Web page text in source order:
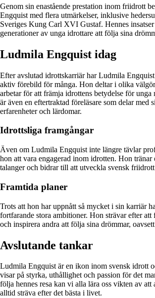
Genom sin enastående prestation inom friidrott
Engquist med flera utmärkelser, inklusive
Sveriges Kung Carl XVI Gustaf. Hennes
generationer av unga idrottare att följa sina
Ludmila Engquist idag
Efter avslutad idrottskarriär har Ludmila
aktiv förebild för många. Hon deltar i olika
arbetar för att främja idrottens betydelse för unga
är även en eftertraktad föreläsare som delar med
erfarenheter och lärdomar.
Idrottsliga framgångar
Även om Ludmila Engquist inte längre tävlar
hon att vara engagerad inom idrotten. Hon tränar
talanger och bidrar till att utveckla svensk
Framtida planer
Trots att hon har uppnått så mycket i sin karriär
fortfarande stora ambitioner. Hon strävar efter att
och inspirera andra att följa sina drömmar,
Avslutande tankar
Ludmila Engquist är en ikon inom svensk idrott
visar på styrka, uthållighet och passion för det
följa hennes resa kan vi alla lära oss vikten av att
alltid sträva efter det bästa i livet.